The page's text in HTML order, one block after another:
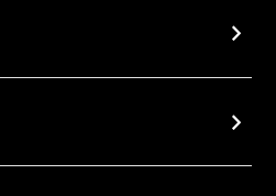
chevron_right
chevron_right